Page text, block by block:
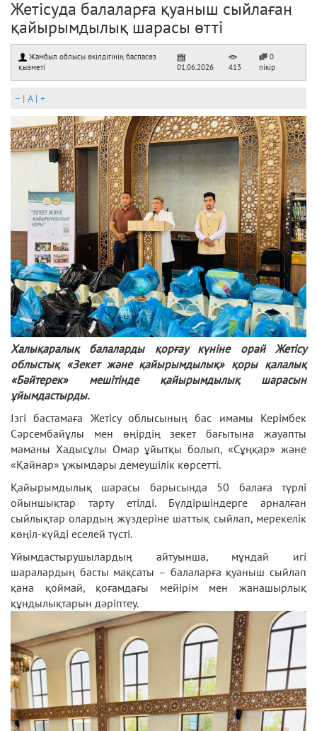
Жетісуда балаларға қуаныш сыйлаған
қайырымдылық шарасы өтті
Жамбыл облысы өкілдігінің баспасөз
қызметі
01.06.2026 413
0
пікір
– | A| +
Халықаралық балаларды қорғау күніне орай Жетісу
облыстық «Зекет және қайырымдылық» қоры қалалық
«Бәйтерек» мешітінде қайырымдылық шарасын
ұйымдастырды.
Ізгі бастамаға Жетісу облысының бас имамы Керімбек
Сәрсембайұлы мен өңірдің зекет бағытына жауапты
маманы Хадысұлы Омар ұйытқы болып, «Сұңқар» және
«Қайнар» ұжымдары демеушілік көрсетті.
Қайырымдылық шарасы барысында 50 балаға түрлі
ойыншықтар тарту етілді. Бүлдіршіндерге арналған
сыйлықтар олардың жүздеріне шаттық сыйлап, мерекелік
көңіл-күйді еселей түсті.
Ұйымдастырушылардың айтуынша, мұндай игі
шаралардың басты мақсаты – балаларға қуаныш сыйлап
қана қоймай, қоғамдағы мейірім мен жанашырлық
құндылықтарын дәріптеу.